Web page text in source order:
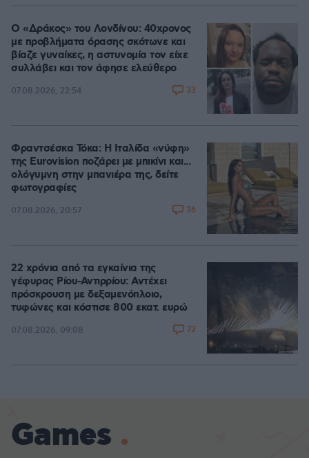
Ο «Δράκος» του Λονδίνου: 40χρονος
με προβλήματα όρασης σκότωνε και
βίαζε γυναίκες, η αστυνομία τον είχε
συλλάβει και τον άφησε ελεύθερο
07.08.2026, 22:54 33
Φραντσέσκα Τόκα: Η Ιταλίδα «νύφη»
της Eurovision ποζάρει με μπικίνι και...
ολόγυμνη στην μπανιέρα της, δείτε
φωτογραφίες
07.08.2026, 20:57 36
22 χρόνια από τα εγκαίνια της
γέφυρας Ρίου-Αντιρρίου: Αντέχει
πρόσκρουση με δεξαμενόπλοιο,
τυφώνες και κόστισε 800 εκατ. ευρώ
07.08.2026, 09:08 72
Games